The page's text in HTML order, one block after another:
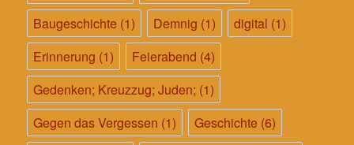
Baugeschichte (1) Demnig (1) digital (1)
Erinnerung (1) Feierabend (4)
Gedenken; Kreuzzug; Juden; (1)
Gegen das Vergessen (1) Geschichte (6)